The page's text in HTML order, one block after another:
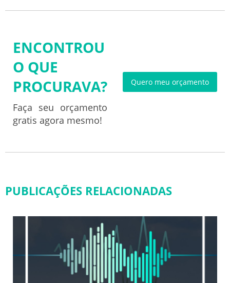
ENCONTROU
O QUE
PROCURAVA?
Faça seu orçamento
gratis agora mesmo!
Quero meu orçamento
PUBLICAÇÕES RELACIONADAS